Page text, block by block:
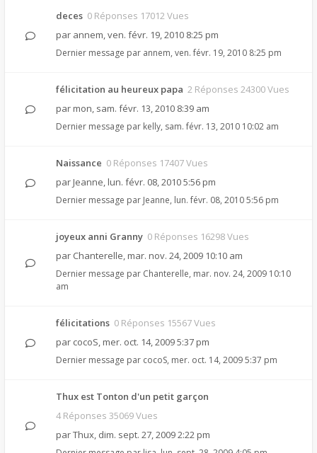
deces 0 Réponses 17012 Vues
par annem,ven. févr. 19, 2010 8:25 pm
Dernier message par annem, ven. févr. 19, 2010 8:25 pm
félicitation au heureux papa 2 Réponses 24300 Vues
par mon, sam. févr. 13, 2010 8:39 am
Dernier message par kelly, sam. févr. 13, 2010 10:02 am
Naissance 0 Réponses 17407 Vues
par Jeanne, lun. févr. 08, 2010 5:56 pm
Dernier message par Jeanne, lun. févr. 08, 2010 5:56 pm
joyeux anni Granny 0 Réponses 16298 Vues
par Chanterelle, mar. nov. 24, 2009 10:10 am
Dernier message par Chanterelle, mar. nov. 24, 2009 10:10
am
félicitations 0 Réponses 15567 Vues
par cocoS, mer. oct. 14, 2009 5:37 pm
Dernier message par cocoS, mer. oct. 14, 2009 5:37 pm
Thux est Tonton d'un petit garçon
4 Réponses 35069 Vues
parThux, dim. sept. 27, 2009 2:22 pm